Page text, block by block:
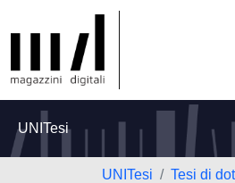
UNITesi
UNITesi Tesi di